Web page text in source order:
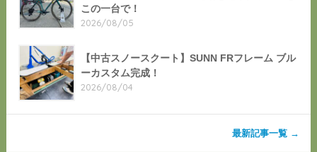
この一台で！
2026/08/05
【中古スノースクート】SUNN FRフレーム ブル
ーカスタム完成！
2026/08/04
最新記事一覧 →